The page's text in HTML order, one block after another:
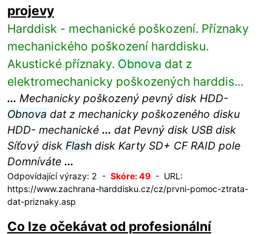
projevy
Harddisk - mechanické poškození. Příznaky
mechanického poškození harddisku.
Akustické příznaky. Obnova dat z
elektromechanicky poškozených harddis...
... Mechanicky poškozený pevný disk HDD-
Obnova dat z mechanicky poškozeného disku
HDD- mechanické ... dat Pevný disk USB disk
Síťový disk Flashdisk Karty SD+ CF RAID pole
Domníváte ...
Odpovídající výrazy: 2 - Skóre: 49- URL:
https://www.zachrana-harddisku.cz/cz/prvni-pomoc-ztrata-
dat-priznaky.asp
Co lze očekávat od profesionální